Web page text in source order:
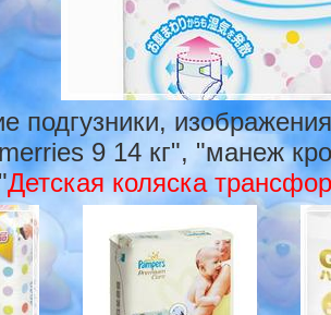
подгузники,
9 14 кг", "манеж
"Детская коляска